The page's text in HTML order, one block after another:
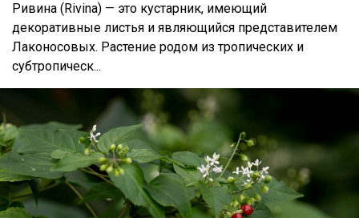
Ривина (Rivina) — это кустарник, имеющий
декоративные листья и являющийся представителем
Лаконосовых. Растение родом из тропических и
субтропическ...